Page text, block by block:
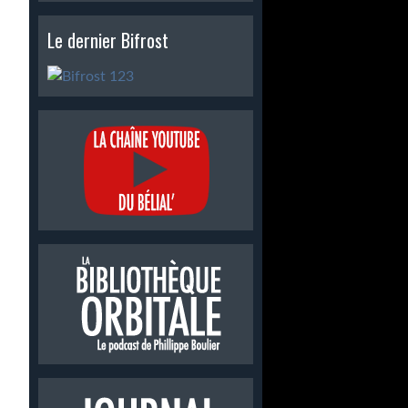
Le dernier Bifrost